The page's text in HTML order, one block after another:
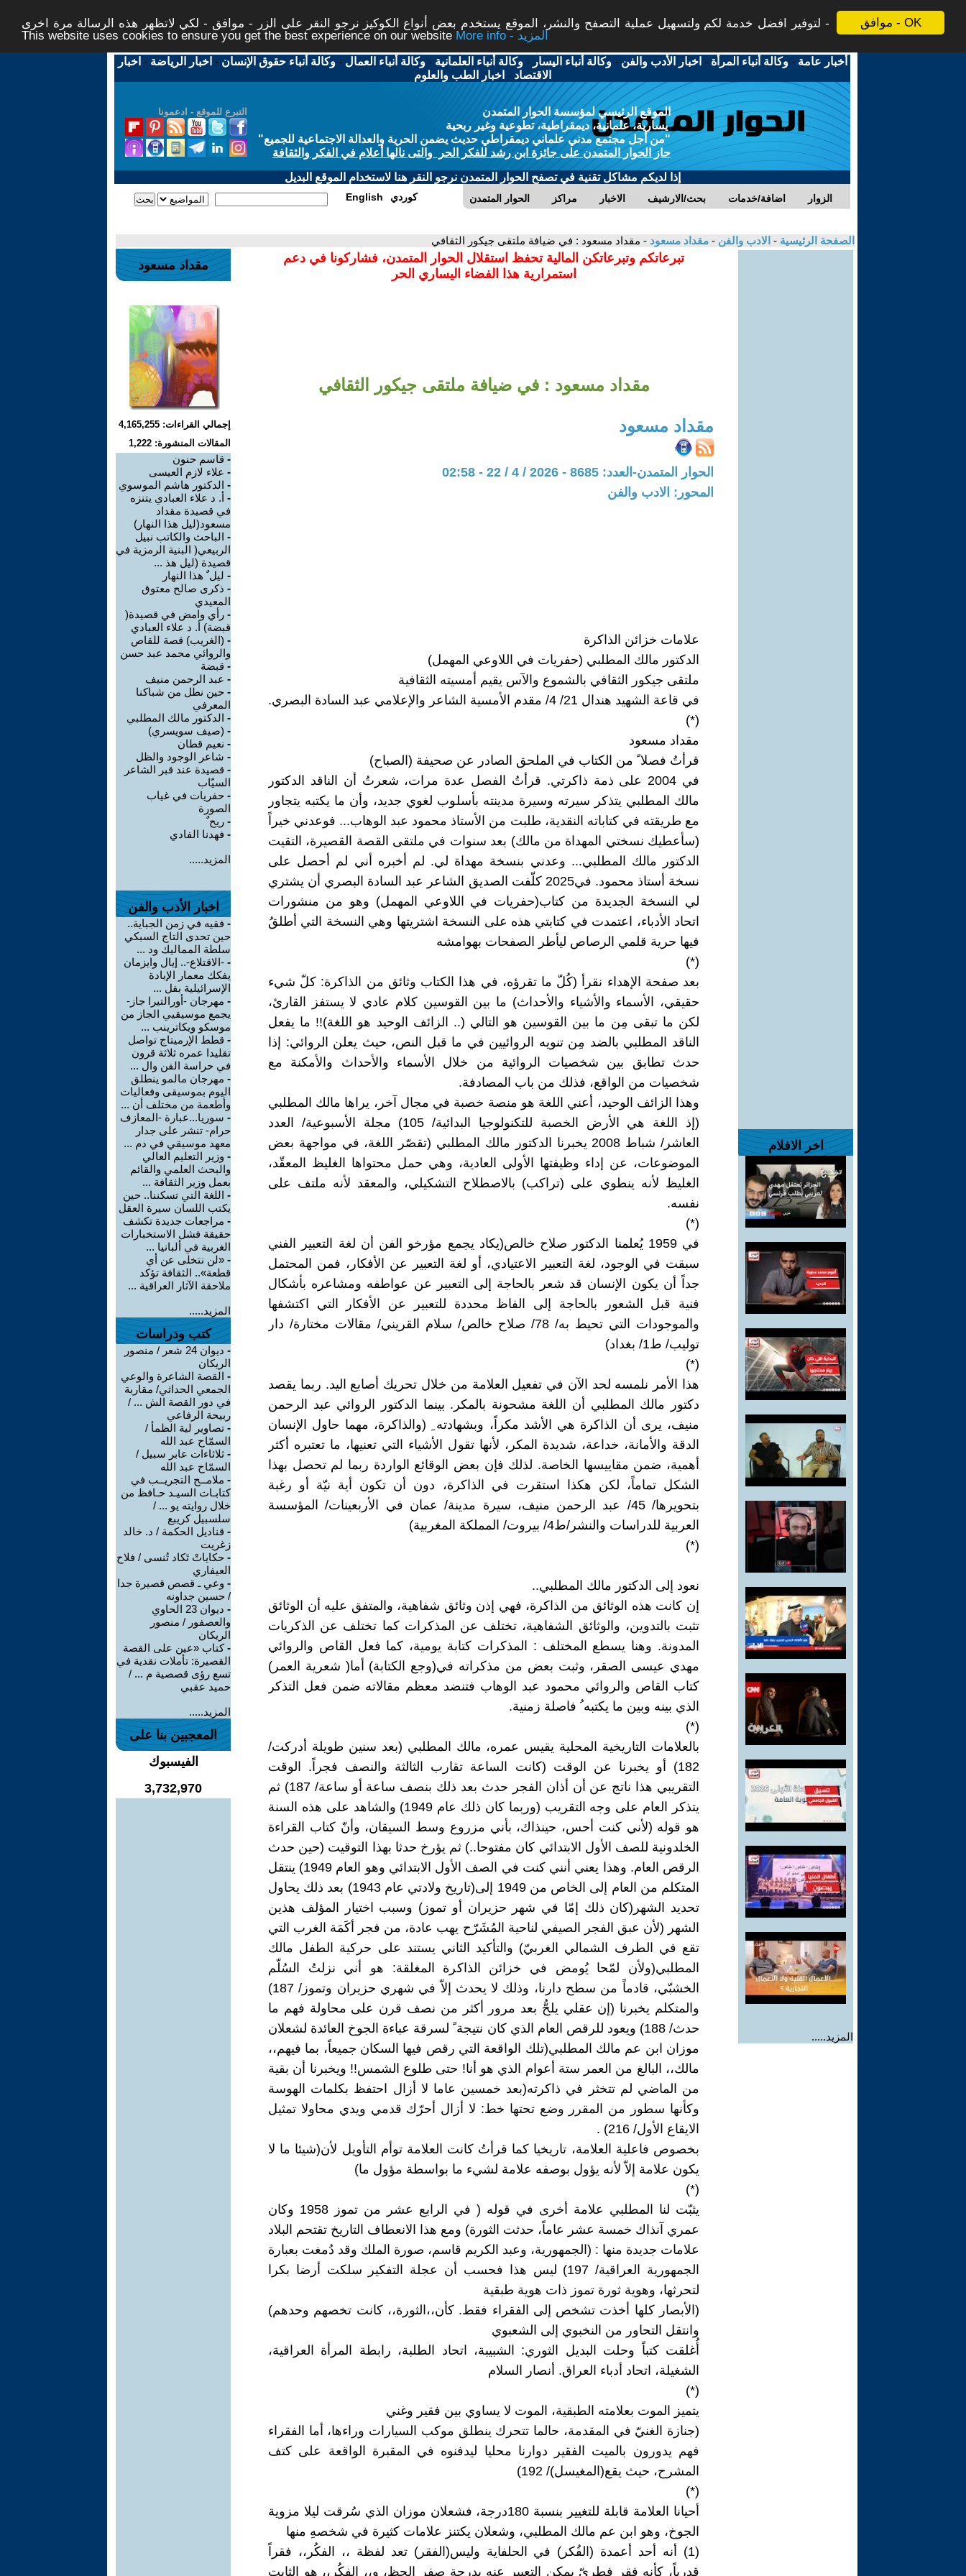
موافق - OK
لتوفير افضل خدمة لكم ولتسهيل عملية التصفح والنشر، الموقع يستخدم بعض أنواع الكوكيز نرجو النقر على الزر - موافق - لكي لاتظهر هذه الرسالة مرة اخرى -
This website uses cookies to ensure you get the best experience on our website
More info - المزيد
أخبار عامة -وكالة أنباء المرأة - اخبار الأدب والفن -وكالة أنباء اليسار -وكالة أنباء العلمانية -وكالة أنباء العمال -وكالة أنباء حقوق الإنسان - اخبار الرياضة - اخبار
الاقتصاد - اخبار الطب والعلوم
التبرع للموقع - ادعمونا
الموقع الرئيسي لمؤسسة الحوار المتمدن
يسارية، علمانية، ديمقراطية، تطوعية وغير ربحية
"من أجل مجتمع مدني علماني ديمقراطي حديث يضمن الحرية والعدالة الاجتماعية للجميع"
حاز الحوار المتمدن على جائزة ابن رشد للفكر الحر والتى نالها أعلام في الفكر والثقافة
إذا لديكم مشاكل تقنية في تصفح الحوار المتمدن نرجو النقر هنا لاستخدام الموقع البديل
الحوار المتمدن مراكز الاخبار بحث/الارشيف اضافة/خدمات الزوار English كوردي
الصفحة الرئيسية - الادب والفن - مقداد مسعود - مقداد مسعود : في ضيافة ملتقى جيكور الثقافي
اخر الافلام
المزيد.....
تبرعاتكم وتبرعاتكن المالية تحفظ استقلال الحوار المتمدن، فشاركونا في دعم
استمرارية هذا الفضاء اليساري الحر
مقداد مسعود : في ضيافة ملتقى جيكور الثقافي
مقداد مسعود
الحوار المتمدن-العدد: 8685 - 2026 / 4 / 22 - 02:58
المحور: الادب والفن
علامات خزائن الذاكرة
الدكتور مالك المطلبي (حفريات في اللاوعي المهمل)
ملتقى جيكور الثقافي بالشموع والآس يقيم أمسيته الثقافية
في قاعة الشهيد هندال 21/ 4/ مقدم الأمسية الشاعر والإعلامي عبد السادة البصري.
(*)
مقداد مسعود
قرأتُ فصلا ً من الكتاب في الملحق الصادر عن صحيفة (الصباح)
في 2004 على ذمة ذاكرتي. قرأتُ الفصل عدة مرات، شعرتُ أن الناقد الدكتور
مالك المطلبي يتذكر سيرته وسيرة مدينته بأسلوب لغوي جديد، وأن ما يكتبه يتجاور
مع طريقته في كتاباته النقدية، طلبت من الأستاذ محمود عبد الوهاب... فوعدني خيراً
(سأعطيك نسختي المهداة من مالك) بعد سنوات في ملتقى القصة القصيرة، التقيت
الدكتور مالك المطلبي... وعدني بنسخة مهداة لي. لم أخبره أني لم أحصل على
نسخة أستاذ محمود. في2025 كلّفت الصديق الشاعر عبد السادة البصري أن يشتري
لي النسخة الجديدة من كتاب(حفريات في اللاوعي المهمل) وهو من منشورات
اتحاد الأدباء، اعتمدت في كتابتي هذه على النسخة اشتريتها وهي النسخة التي أطلقُ
فيها حرية قلمي الرصاص ليأطر الصفحات بهوامشه
(*)
بعد صفحة الإهداء نقرأ (كُلّ ما تقرؤه، في هذا الكتاب وثائق من الذاكرة: كلّ شيء
حقيقي، الأسماء والأشياء والأحداث) ما بين القوسين كلام عادي لا يستفز القارئ،
لكن ما تبقى مِن ما بين القوسين هو التالي (.. الزائف الوحيد هو اللغة)!! ما يفعل
الناقد المطلبي بالضد مِن تنويه الروائيين في ما قبل النص، حيث يعلن الروائي: إذا
حدث تطابق بين شخصيات الروائية من خلال الأسماء والأحداث والأمكنة مع
شخصيات من الواقع، فذلك من باب المصادفة.
وهذا الزائف الوحيد، أعني اللغة هو منصة خصبة في مجال آخر، يراها مالك المطلبي
(إذ اللغة هي الأرض الخصبة للتكنولوجيا البدائية/ 105) مجلة الأسبوعية/ العدد
العاشر/ شباط 2008 يخبرنا الدكتور مالك المطلبي (تقصّر اللغة، في مواجهة بعض
الموضوعات، عن إداء وظيفتها الأولى العادية، وهي حمل محتواها الغليظ المعقّد،
الغليظ لأنه ينطوي على (تراكب) بالاصطلاح التشكيلي، والمعقد لأنه ملتف على
نفسه.
(*)
في 1959 يُعلمنا الدكتور صلاح خالص(يكاد يجمع مؤرخو الفن أن لغة التعبير الفني
سبقت في الوجود، لغة التعبير الاعتيادي، أو لغة التعبير عن الأفكار، فمن المحتمل
جداً أن يكون الإنسان قد شعر بالحاجة إلى التعبير عن عواطفه ومشاعره بأشكال
فنية قبل الشعور بالحاجة إلى الفاظ محددة للتعبير عن الأفكار التي اكتشفها
والموجودات التي تحيط به/ 78/ صلاح خالص/ سلام القريني/ مقالات مختارة/ دار
توليب/ ط1/ بغداد)
(*)
هذا الأمر نلمسه لحد الآن في تفعيل العلامة من خلال تحريك أصابع اليد. ربما يقصد
دكتور مالك المطلبي أن اللغة مشحونة بالمكر. بينما الدكتور الروائي عبد الرحمن
منيف، يرى أن الذاكرة هي الأشد مكراً، وبشهادته ِ (والذاكرة، مهما حاول الإنسان
الدقة والأمانة، خداعة، شديدة المكر، لأنها تقول الأشياء التي تعنيها، ما تعتبره أكثر
أهمية، ضمن مقاييسها الخاصة. لذلك فإن بعض الوقائع الواردة ربما لم تحصل بهذا
الشكل تماماً، لكن هكذا استقرت في الذاكرة، دون أن تكون أية نيّة أو رغبة
بتحويرها/ 45/ عبد الرحمن منيف، سيرة مدينة/ عمان في الأربعينات/ المؤسسة
العربية للدراسات والنشر/ط4/ بيروت/ المملكة المغربية)
(*)
نعود إلى الدكتور مالك المطلبي..
إن كانت هذه الوثائق من الذاكرة، فهي إذن وثائق شفاهية، والمتفق عليه أن الوثائق
تثبت بالتدوين، والوثائق الشفاهية، تختلف عن المذكرات كما تختلف عن الذكريات
المدونة. وهنا يسطع المختلف : المذكرات كتابة يومية، كما فعل القاص والروائي
مهدي عيسى الصقر، وثبت بعض من مذكراته في(وجع الكتابة) أما( شعرية العمر)
كتاب القاص والروائي محمود عبد الوهاب فتنضد معظم مقالاته ضمن فعل التذكر
الذي بينه وبين ما يكتبه ُ فاصلة زمنية.
(*)
بالعلامات التاريخية المحلية يقيس عمره، مالك المطلبي (بعد سنين طويلة أدركت/
182) أو يخبرنا عن الوقت (كانت الساعة تقارب الثالثة والنصف فجراً. الوقت
التقريبي هذا ناتج عن أن أذان الفجر حدث بعد ذلك بنصف ساعة أو ساعة/ 187) ثم
يتذكر العام على وجه التقريب (وربما كان ذلك عام 1949) والشاهد على هذه السنة
هو قوله (لأني كنت أحس، حينذاك، بأني مزروع وسط السيقان، وأنّ كتاب القراءة
الخلدونية للصف الأول الابتدائي كان مفتوحا..) ثم يؤرخ حدثا بهذا التوقيت (حين حدث
الرقص العام. وهذا يعني أنني كنت في الصف الأول الابتدائي وهو العام 1949) ينتقل
المتكلم من العام إلى الخاص من 1949 إلى(تاريخ ولادتي عام 1943) بعد ذلك يحاول
تحديد الشهر(كان ذلك إمّا في شهر حزيران أو تموز) وسبب اختيار المؤلف هذين
الشهر (لأن عبق الفجر الصيفي لناحية المُشَرّح يهب عادة، من فجر أكَمَة الغرب التي
تقع في الطرف الشمالي الغربيّ) والتأكيد الثاني يستند على حركية الطفل مالك
المطلبي(ولأن لمّحا يُومض في خزائن الذاكرة المغلقة: هو أني نزلتُ السُلّم
الخشبّي، قادماً من سطح دارنا، وذلك لا يحدث إلاّ في شهري حزيران وتموز/ 187)
والمتكلم يخبرنا (إن عقلي يلحُّ بعد مرور أكثر من نصف قرن على محاولة فهم ما
حدث/ 188) ويعود للرقص العام الذي كان نتيجة ً لسرقة عباءة الجوخ العائدة لشعلان
موزان ابن عم مالك المطلبي(تلك الواقعة التي رقص فيها السكان جميعاً، بما فيهم،،
مالك،، البالغ من العمر ستة أعوام الذي هو أنا! حتى طلوع الشمس!! ويخبرنا أن بقية
من الماضي لم تتخثر في ذاكرته(بعد خمسين عاما لا أزال احتفظ بكلمات الهوسة
وكأنها سطور من المقرر وضع تحتها خط: لا أزال أحرّك قدمي ويدي محاولا تمثيل
الايقاع الأول/ 216) .
بخصوص فاعلية العلامة، تاريخيا كما قرأتُ كانت العلامة توأم التأويل لأن(شيئا ما لا
يكون علامة إلاّ لأنه يؤول بوصفه علامة لشيء ما بواسطة مؤول ما)
(*)
يثبّت لنا المطلبي علامة أخرى في قوله ( في الرابع عشر من تموز 1958 وكان
عمري آنذاك خمسة عشر عاماً، حدثت الثورة) ومع هذا الانعطاف التاريخ تقتحم البلاد
علامات جديدة منها : (الجمهورية، وعبد الكريم قاسم، صورة الملك وقد دُمغت بعبارة
الجمهورية العراقية/ 197) ليس هذا فحسب أن عجلة التفكير سلكت أرضا بكرا
لتحرثها، وهوية ثورة تموز ذات هوية طبقية
(الأبصار كلها أخذت تشخص إلى الفقراء فقط. كأن،،الثورة،، كانت تخصهم وحدهم)
وانتقل التحاور من النخبوي إلى الشعبوي
أُغلقت كتباً وحلت البديل الثوري: الشبيبة، اتحاد الطلبة، رابطة المرأة العراقية،
الشغيلة، اتحاد أدباء العراق. أنصار السلام
(*)
يتميز الموت بعلامته الطبقية، الموت لا يساوي بين فقير وغني
(جنازة الغنيّ في المقدمة، حالما تتحرك ينطلق موكب السيارات وراءها، أما الفقراء
فهم يدورون بالميت الفقير دوارنا محليا ليدفنوه في المقبرة الواقعة على كتف
المشرح، حيث يقع(المغيسل)/ 192)
(*)
أحيانا العلامة قابلة للتغيير بنسبة 180درجة، فشعلان موزان الذي سُرقت ليلا مزوية
الجوخ، وهو ابن عم مالك المطلبي، وشعلان يكتنز علامات كثيرة في شخصهِ منها
(1) أنه أحد أعمدة (الفُكر) في الحلفاية وليس(الفقر) تعد لفظة ،، الفكُر،، فقراً
قدرياً، كأنه فقر فطريّ يمكن التعبير عنه بدرجة صفر الحظ، و،، الفكُر،، هو الثابت
مقداد مسعود
إجمالي القراءات: 4,165,255
المقالات المنشورة: 1,222
- قاسم حنون
- علاء لازم العيسى
- الدكتور هاشم الموسوي
- أ. د علاء العبادي يتنزه
في قصيدة مقداد
مسعود(ليل هذا النهار)
- الباحث والكاتب نبيل
الربيعي( البنية الرمزية في
قصيدة (ليل هذ ...
- ليل ٌ هذا النهار
- ذكرى صالح معتوق
المعيدي
- رأي وامض في قصيدة(
قبضة) أ. د علاء العبادي
- (الغريب) قصة للقاص
والروائي محمد عبد حسن
- قبضة
- عبد الرحمن منيف
- حين نطل من شباكنا
المعرفي
- الدكتور مالك المطلبي
- (صيف سويسري)
- نعيم قطان
- شاعر الوجود والظل
- قصيدة عند قبر الشاعر
السيّاب
- حفريات في غياب
الصورة
- ريح ٌ
- فهدنا الفادي
المزيد.....
اخبار الأدب والفن
- فقيه في زمن الجباية..
حين تحدى التاج السبكي
سلطة المماليك ود ...
- -الاقتلاع-.. إيال وايزمان
يفكك معمار الإبادة
الإسرائيلية بفل ...
- مهرجان -أورالتيرا جاز-
يجمع موسيقيي الجاز من
موسكو ويكاترينب ...
- قطط الإرميتاج تواصل
تقليدا عمره ثلاثة قرون
في حراسة الفن وال ...
- مهرجان مالمو ينطلق
اليوم بموسيقى وفعاليات
وأطعمة من مختلف أن ...
- سوريا...عبارة -المعازف
حرام- تنشر على جدار
معهد موسيقي في دم ...
- وزير التعليم العالي
والبحث العلمي والقائم
بعمل وزير الثقافة ...
- اللغة التي تسكننا.. حين
يكتب اللسان سيرة العقل
- مراجعات جديدة تكشف
حقيقة فشل الاستخبارات
الغربية في ألبانيا ...
- «لن نتخلى عن أي
قطعة».. الثقافة تؤكد
ملاحقة الآثار العراقية ...
المزيد.....
كتب ودراسات
-
ديوان 24 شعر / منصور
الريكان
- القصة الشاعرة والوعي
الجمعي الحداثي/ مقاربة
في دور القصة الش ... /
ربيحة الرفاعي
- تصاوير لية الظمأ /
السمّاح عبد الله
- ثلاثاءات عابر سبيل /
السمّاح عبد الله
- ملامــح التجريــب في
كتابـات السيـد حـافظ من
خلال روايته يو ... /
سلسبيل كريبع
- قناديل الحكمة / د. خالد
زغريت
- حكاياتْ تَكاد تُنسى / فلاح
العيفاري
- وعي ـ قصص قصيرة جدا
/ حسين جداونه
-
ديوان 23 الحاوي
والعصفور / منصور
الريكان
-كتاب «عين على القصة
القصيرة: تأملات نقدية في
تسع رؤى قصصية م ... /
حميد عقبي
المزيد.....
المعجبين بنا على
الفيسبوك
3,732,970